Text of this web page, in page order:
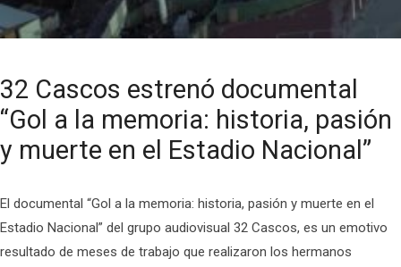
32 Cascos estrenó documental
“Gol a la memoria: historia, pasión
y muerte en el Estadio Nacional”
El documental “Gol a la memoria: historia, pasión y muerte en el
Estadio Nacional” del grupo audiovisual 32 Cascos, es un emotivo
resultado de meses de trabajo que realizaron los hermanos